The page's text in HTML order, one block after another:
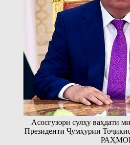
Асосгузори сулҳу ваҳдати
Президенти Ҷумҳурии